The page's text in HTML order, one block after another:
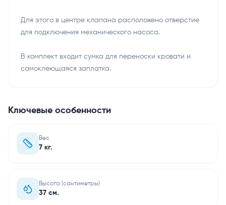
Для этого в центре клапана расположено отверстие
для подключения механического насоса.
В комплект входит сумка для переноски кровати и
самоклеющаяся заплатка.
Ключевые особенности
Вес
7 кг.
Высота (сантиметры)
37 см.